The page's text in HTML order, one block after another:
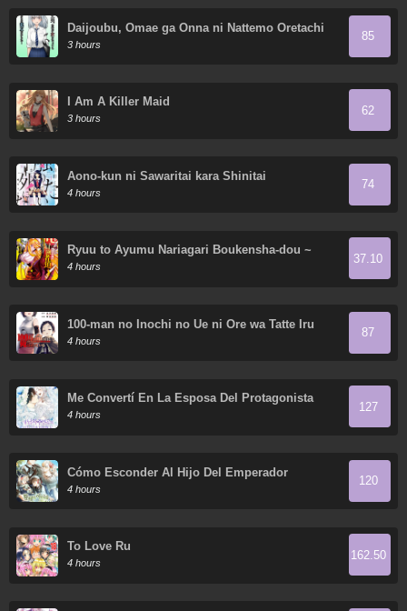
Daijoubu, Omae ga Onna ni Nattemo Oretachi
wa Shinyuu dakara na!
3 hours
85
I Am A Killer Maid
3 hours
62
Aono-kun ni Sawaritai kara Shinitai
4 hours
74
Ryuu to Ayumu Nariagari Boukensha-dou ~
Youzumi toshite S-Rank Party kara Tsuihou
Sareta Kaifuku Majutsushi, Suterareta Saki de
4 hours
37.10
100-man no Inochi no Ue ni Ore wa Tatte Iru
4 hours
87
Me Convertí En La Esposa Del Protagonista
Masculino
4 hours
127
Cómo Esconder Al Hijo Del Emperador
4 hours
120
To Love Ru
4 hours
162.50